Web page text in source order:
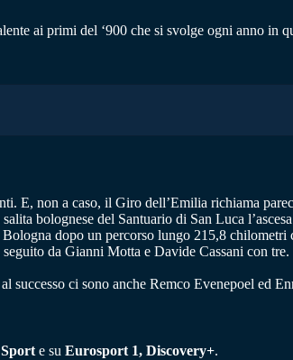
ai primi del ‘900 che si svolge ogni anno in
E, non a caso, il Giro dell’Emilia richiama
bolognese del Santuario di San Luca
dopo un percorso lungo 215,8
da Gianni Motta e Davide Cassani con
successo ci sono anche Remco Evenepoel ed
e su Eurosport 1, Discovery+.